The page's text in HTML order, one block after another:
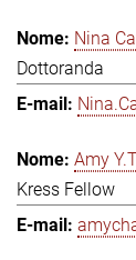
Nina
Dottoranda
Amy
Kress Fellow